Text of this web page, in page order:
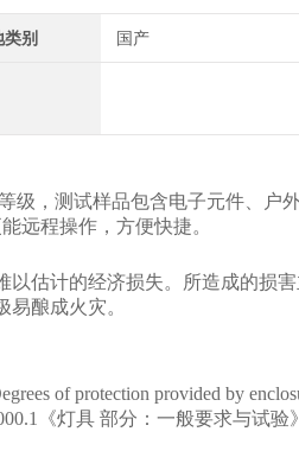
类别 国产
级，测试样品包含电子元件、户
远程操作，方便快捷。
估计的经济损失。所造成的损害
酿成火灾。
of protection provided by
《灯具 部分：一般要求与试验